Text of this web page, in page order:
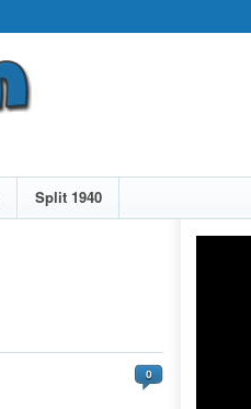
Split 1940
0